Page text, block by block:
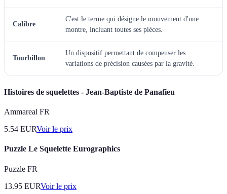
Calibre
C'est le terme qui désigne le mouvement d'une
montre, incluant toutes ses pièces.
Tourbillon
Un dispositif permettant de compenser les
variations de précision causées par la gravité.
Histoires de squelettes - Jean-Baptiste de Panafieu
Ammareal FR
5.54 EURVoir le prix
Puzzle Le Squelette Eurographics
Puzzle FR
13.95 EURVoir le prix